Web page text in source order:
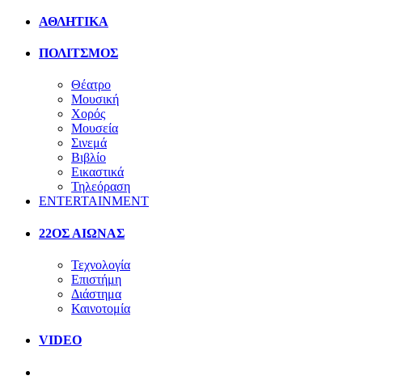
ΑΘΛΗΤΙΚΑ
ΠΟΛΙΤΣΜΟΣ
Θέατρο
Μουσική
Χορός
Μουσεία
Σινεμά
Βιβλίο
Εικαστικά
Τηλεόραση
ENTERTAINMENT
22ΟΣ ΑΙΩΝΑΣ
Τεχνολογία
Επιστήμη
Διάστημα
Καινοτομία
VIDEO